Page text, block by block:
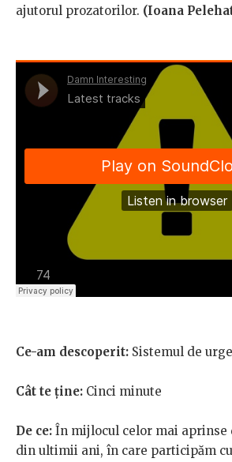
ajutorul prozatorilor. (Ioana
Ce-am descoperit: Sistemul de
Cât te ține: Cinci minute
De ce: În mijlocul celor mai
din ultimii ani, în care participăm